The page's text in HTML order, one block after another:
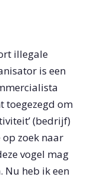
illegale
is een
toegezegd om
(bedrijf)
zoek naar
vogel mag
Nu heb ik een